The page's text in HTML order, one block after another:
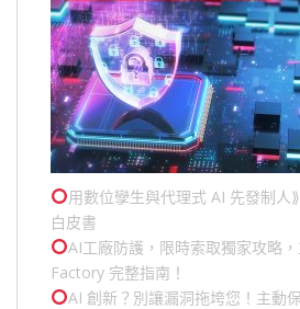
用數位孿生與代理式 AI 先發制人
白皮書
AI工廠防護，限時索取獨家攻略
Factory 完整指南！
AI 創新？別讓漏洞拖垮您！主動